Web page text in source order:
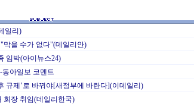
일리)
을 수가 없다"(데일리안)
임박(아이뉴스24)
동아일보 코멘트
규제’로 바꿔야[새정부에 바란다](이데일리)
회장 취임(데일리한국)